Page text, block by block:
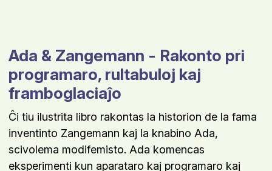
Ada & Zangemann - Rakonto pri
programaro, rultabuloj kaj
framboglaciaĵo
Ĉi tiu ilustrita libro rakontas la historion de la fama
inventinto Zangemann kaj la knabino Ada,
scivolema modifemisto. Ada komencas
eksperimenti kun aparataro kaj programaro kaj